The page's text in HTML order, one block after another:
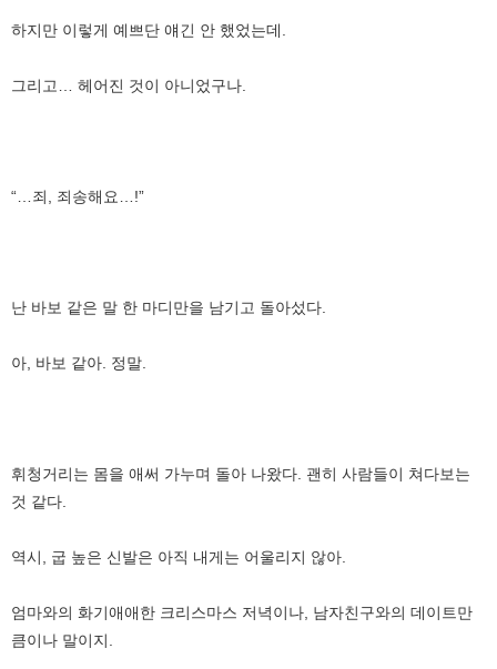
하지만 이렇게 예쁘단 얘긴 안 했었는데.
그리고… 헤어진 것이 아니었구나.
“…죄, 죄송해요…!”
난 바보 같은 말 한 마디만을 남기고 돌아섰다.
아, 바보 같아. 정말.
휘청거리는 몸을 애써 가누며 돌아 나왔다. 괜히 사람들이 쳐다보는
것 같다.
역시, 굽 높은 신발은 아직 내게는 어울리지 않아.
엄마와의 화기애애한 크리스마스 저녁이나, 남자친구와의 데이트만
큼이나 말이지.